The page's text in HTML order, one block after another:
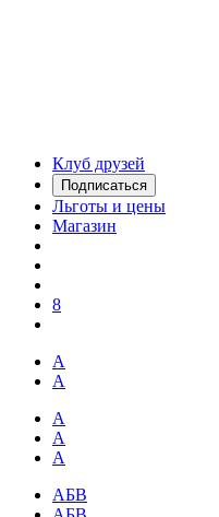
Клуб друзей
Подписаться
Льготы и цены
Магазин
8
А
А
А
А
А
АБВ